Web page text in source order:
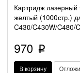
Картридж лазерный
желтый (1000стр.)
C430/C430W/C480/
970 p
В корзину